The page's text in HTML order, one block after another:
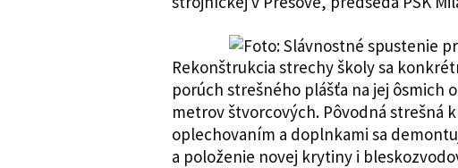
Rekonštrukcia strechy školy sa
porúch strešného plášťa na jej ôsmich
metrov štvorcových. Pôvodná strešná
oplechovaním a doplnkami sa
a položenie novej krytiny i